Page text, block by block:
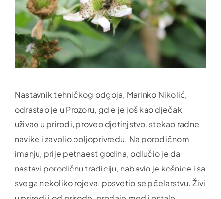
Nastavnik tehničkog odgoja, Marinko Nikolić,
odrastao je u Prozoru, gdje je još kao dječak
uživao u prirodi, proveo djetinjstvo, stekao radne
navike i zavolio poljoprivredu. Na porodičnom
imanju, prije petnaest godina, odlučio je da
nastavi porodičnu tradiciju, nabavio je košnice i sa
svega nekoliko rojeva, posvetio se pčelarstvu. Živi